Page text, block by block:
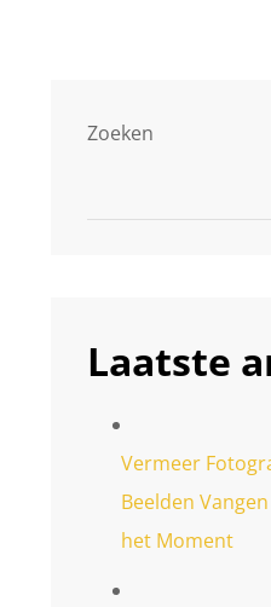
Zoeken
Laatste
Vermeer
Beelden
het Moment